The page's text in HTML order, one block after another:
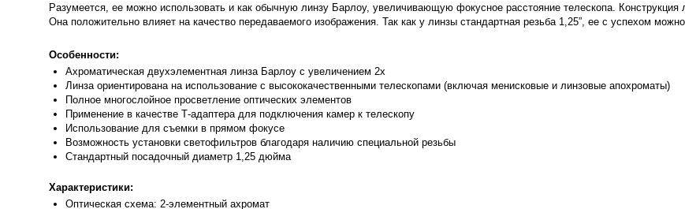
Разумеется, ее можно использовать и как обычную линзу Барлоу, увеличивающую фокусное расстояние телескопа.
Она положительно влияет на качество передаваемого изображения. Так как у линзы стандартная резьба 1,25”, ее с успехом
Особенности:
Ахроматическая двухэлементная линза Барлоу с увеличением 2х
Линза ориентирована на использование с высококачественными телескопами (включая менисковые и линзовые апохроматы)
Полное многослойное просветление оптических элементов
Применение в качестве Т-адаптера для подключения камер к телескопу
Использование для съемки в прямом фокусе
Возможность установки светофильтров благодаря наличию специальной резьбы
Стандартный посадочный диаметр 1,25 дюйма
Характеристики:
Оптическая схема: 2-элементный ахромат